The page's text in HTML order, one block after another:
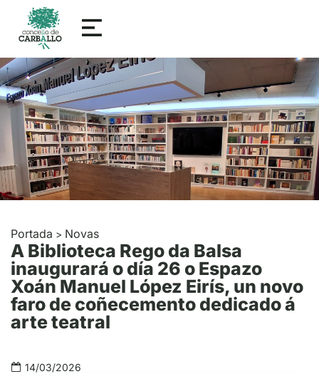
Portada > Novas
A Biblioteca Rego da Balsa
inaugurará o día 26 o Espazo
Xoán Manuel López Eirís, un novo
faro de coñecemento dedicado á
arte teatral
14/03/2026